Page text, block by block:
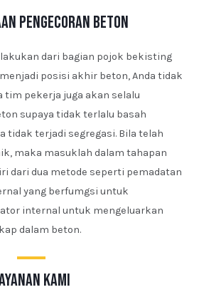
Pengecoran Beton
dari bagian pojok bekisting
posisi akhir beton, Anda tidak
pekerja juga akan selalu
supaya tidak terlalu basah
tidak terjadi segregasi. Bila telah
maka masuklah dalam tahapan
dari dua metode seperti pemadatan
yang berfumgsi untuk
internal untuk mengeluarkan
dalam beton.
kami